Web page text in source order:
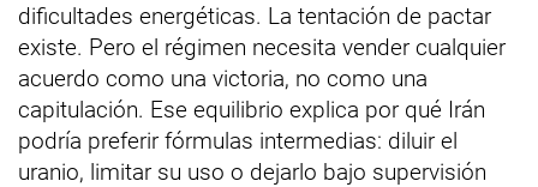
dificultades energéticas. La tentación de pactar
existe. Pero el régimen necesita vender cualquier
acuerdo como una victoria, no como una
capitulación. Ese equilibrio explica por qué Irán
podría preferir fórmulas intermedias: diluir el
uranio, limitar su uso o dejarlo bajo supervisión